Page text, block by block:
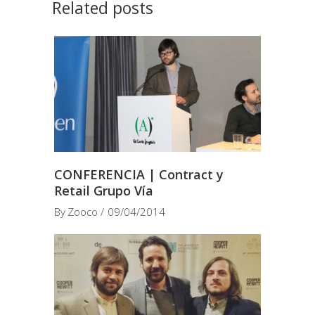
Related posts
CONFERENCIA | Contract y
Retail Grupo Vía
By Zooco 09/04/2014